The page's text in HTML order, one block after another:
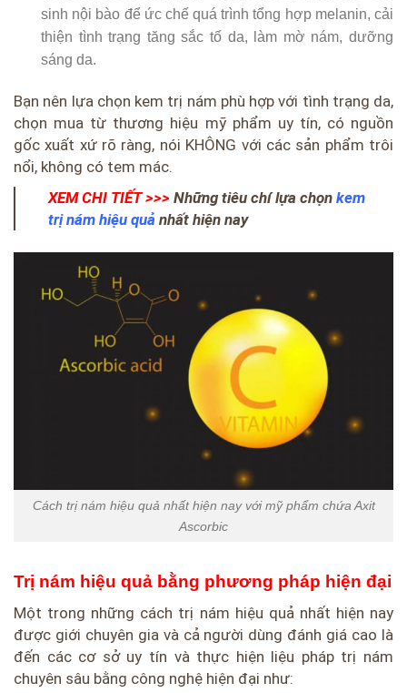
sinh nội bào để ức chế quá trình tổng hợp melanin, cải
thiện tình trạng tăng sắc tố da, làm mờ nám, dưỡng
sáng da.
Bạn nên lựa chọn kem trị nám phù hợp với tình trạng da,
chọn mua từ thương hiệu mỹ phẩm uy tín, có nguồn
gốc xuất xứ rõ ràng, nói KHÔNG với các sản phẩm trôi
nổi, không có tem mác.
XEM CHI TIẾT >>> Những tiêu chí lựa chọn kem
trị nám hiệu quả nhất hiện nay
Cách trị nám hiệu quả nhất hiện nay với mỹ phẩm chứa Axit
Ascorbic
Trị nám hiệu quả bằng phương pháp hiện đại
Một trong những cách trị nám hiệu quả nhất hiện nay
được giới chuyên gia và cả người dùng đánh giá cao là
đến các cơ sở uy tín và thực hiện liệu pháp trị nám
chuyên sâu bằng công nghệ hiện đại như: